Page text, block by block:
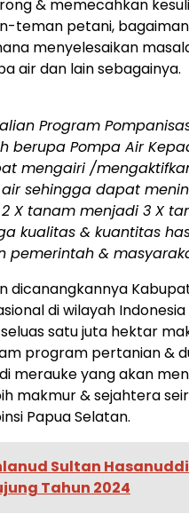
& memecahkan
teman petani,
menyelesaikan
air dan lain sebagainya.
Program
berupa Pompa Air
mengairi /
sehingga dapat
X tanam menjadi 3 X
kualitas & kuantitas
pemerintah &
dicanangkannya
di wilayah
satu juta hektar
program pertanian &
merauke yang akan
makmur & sejahtera
Papua Selatan.
Sultan
Tahun 2024